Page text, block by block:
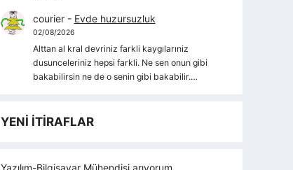
courier- Evde huzursuzluk
02/08/2026
Alttan al kral devriniz farkli kaygılarıniz
dusunceleriniz hepsi farkli. Ne sen onun gibi
bakabilirsin ne de o senin gibi bakabilir.…
YENİ İTİRAFLAR
Yazılım-Bilgisayar Mühendisi arıyorum